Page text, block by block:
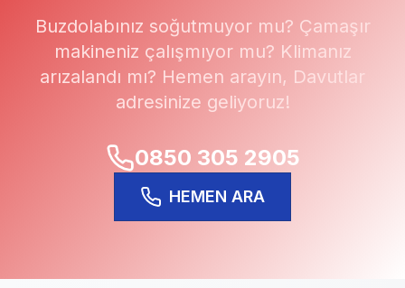
Buzdolabınız soğutmuyor mu? Çamaşır
makineniz çalışmıyor mu? Klimanız
arızalandı mı? Hemen arayın, Davutlar
adresinize geliyoruz!
0850 305 2905
HEMEN ARA